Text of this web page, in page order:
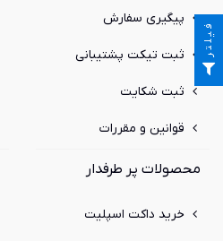
پیگیری سفارش
ثبت تیکت پشتیبانی
ثبت شکایت
قوانین و مقررات
محصولات پر طرفدار
خرید داکت اسپلیت
فیلتر